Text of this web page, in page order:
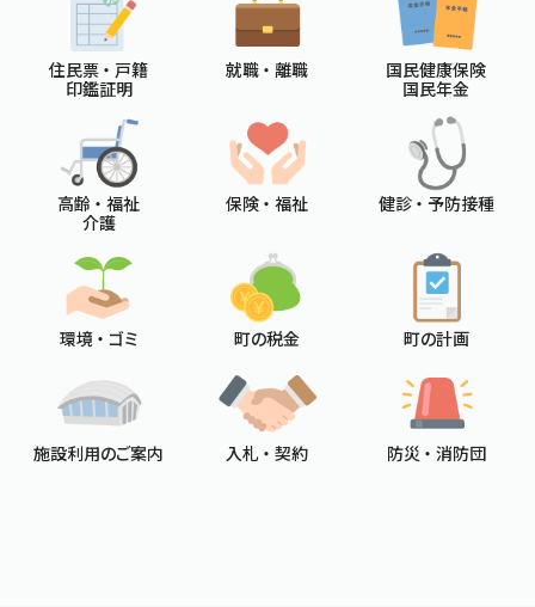
住民票 ・ 戸籍
印鑑証明
就職 ・ 離職
国民健康保険
国民年金
高齢 ・ 福祉
介護
保険 ・ 福祉 健診 ・ 予防接種
環境 ・ ゴミ 町の税金 町の計画
施設利用のご案内 入札 ・ 契約 防災 ・ 消防団